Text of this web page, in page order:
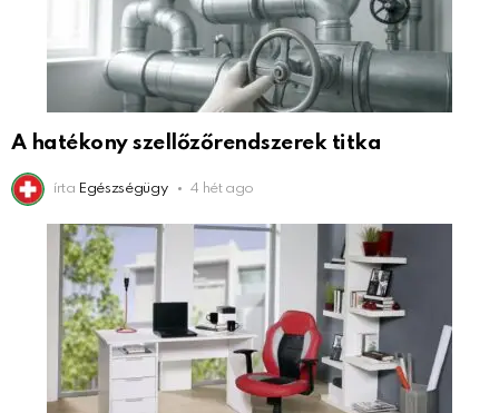
A hatékony szellőzőrendszerek titka
írta Egészségügy 4 hét ago